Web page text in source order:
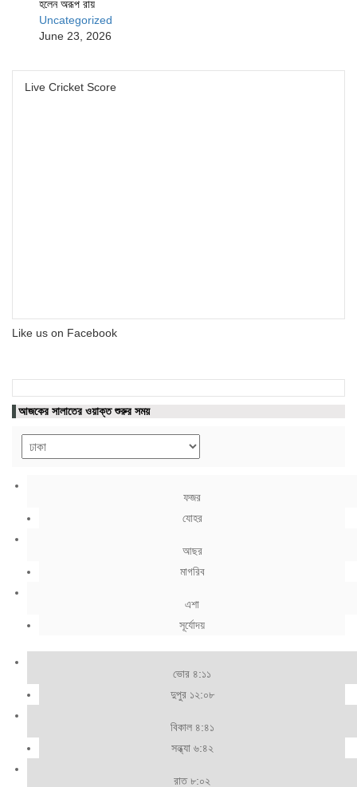
হলেন অরূপ রায়
Uncategorized
June 23, 2026
Live Cricket Score
Like us on Facebook
আজকের সালাতের ওয়াক্ত শুরুর সময়
ফজর
যোহর
আছর
মাগরিব
এশা
সূর্যোদয়
ভোর ৪:১১
দুপুর ১২:০৮
বিকাল ৪:৪১
সন্ধ্যা ৬:৪২
রাত ৮:০২